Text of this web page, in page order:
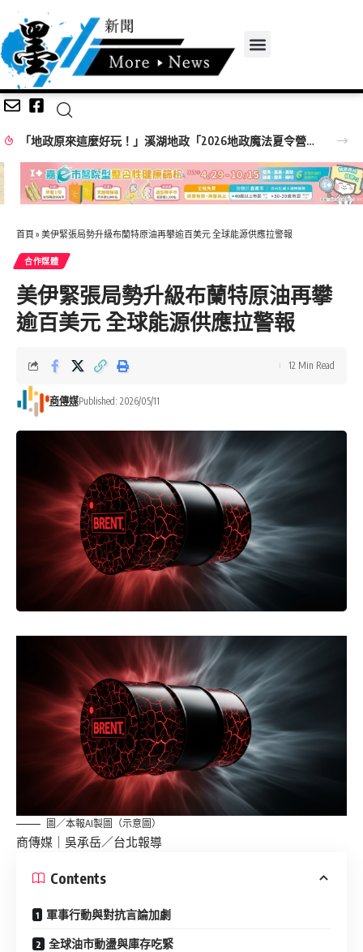
中台灣四縣市攜手赴新加坡拓銷！ 彰化縣府率在地業者共推深度旅遊
首頁 » 美伊緊張局勢升級布蘭特原油再攀逾百美元 全球能源供應拉警報
合作媒體
美伊緊張局勢升級布蘭特原油再攀
逾百美元 全球能源供應拉警報
商傳媒Published: 2026/05/11
12 Min Read
圖／本報AI製圖（示意圖）
商傳媒 ｜吳承岳／台北報導
Contents
軍事行動與對抗言論加劇
全球油市動盪與庫存吃緊